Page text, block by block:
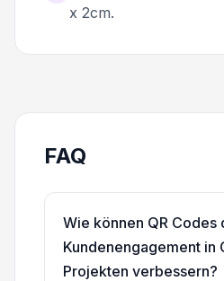
x 2cm.
FAQ
Wie können QR Codes
Kundenengagement in
Projekten verbessern?